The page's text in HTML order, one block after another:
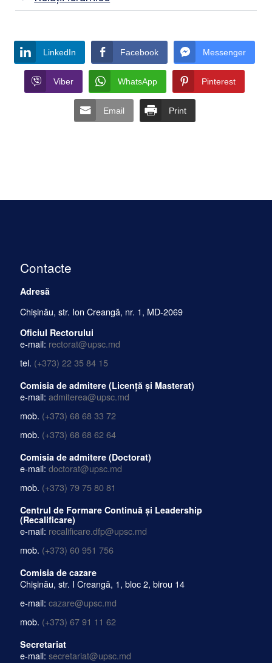
LinkedIn Facebook Messenger
Viber WhatsApp Pinterest
Email Print
Contacte
Adresă
Chișinău, str. Ion Creangă, nr. 1, MD-2069
Oficiul Rectorului
e-mail: rectorat@upsc.md
tel. (+373) 22 35 84 15
Comisia de admitere (Licență și Masterat)
e-mail: admiterea@upsc.md
mob. (+373) 68 68 33 72
mob. (+373) 68 68 62 64
Comisia de admitere (Doctorat)
e-mail: doctorat@upsc.md
mob. (+373) 79 75 80 81
Centrul de Formare Continuă și Leadership
(Recalificare)
e-mail: recalificare.dfp@upsc.md
mob. (+373) 60 951 756
Comisia de cazare
Chișinău, str. I Creangă, 1, bloc 2, birou 14
e-mail: cazare@upsc.md
mob. (+373) 67 91 11 62
Secretariat
e-mail: secretariat@upsc.md